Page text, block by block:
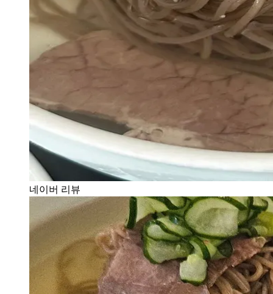
네이버 리뷰